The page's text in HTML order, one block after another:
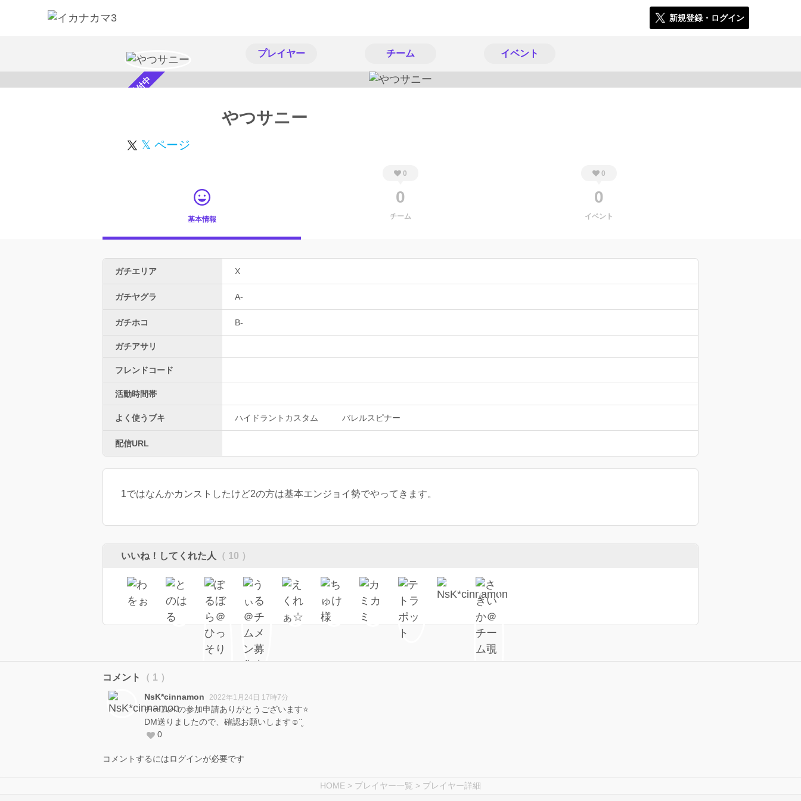
新規登録・ログイン
プレイヤー チーム イベント
スカウト受付中 やつサニー
𝕏 ページ
基本情報
0
0
チーム
0
0
イベント
ガチエリア X
ガチヤグラ A-
ガチホコ B-
ガチアサリ
フレンドコード
活動時間帯
よく使うブキ ハイドラントカスタム バレルスピナー
配信URL
1ではなんかカンストしたけど2の方は基本エンジョイ勢でやってきます。
いいね！してくれた人 （ 10 ）
コメント （ 1 ）
NsK*cinnamon 2022年1月24日 17時7分
チームへの参加申請ありがとうございます⭐️
DM送りましたので、確認お願いします‪‪☺︎‬¨̮
0
コメントするにはログインが必要です
HOME > プレイヤー一覧 > プレイヤー詳細